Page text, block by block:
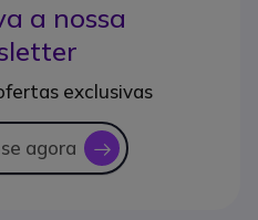
a nossa
exclusivas
agora icon